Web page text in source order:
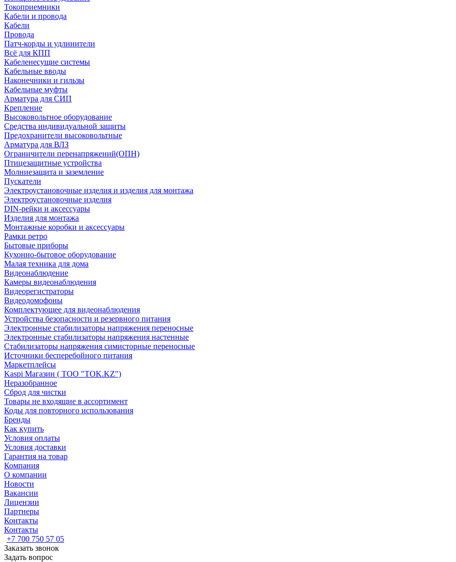
Токоприемники
Кабели и провода
Кабели
Провода
Патч-корды и удлинители
Всё для КПП
Кабеленесущие системы
Кабельные вводы
Наконечники и гильзы
Кабельные муфты
Арматура для СИП
Крепление
Высоковольтное оборудование
Средства индивидуальной защиты
Предохранители высоковольтные
Арматура для ВЛЗ
Ограничители перенапряжений(ОПН)
Птицезащитные устройства
Молниезащита и заземление
Пускатели
Электроустановочные изделия и изделия для монтажа
Электроустановочные изделия
DIN-рейки и аксессуары
Изделия для монтажа
Монтажные коробки и аксессуары
Рамки ретро
Бытовые приборы
Кухонно-бытовое оборудование
Малая техника для дома
Видеонаблюдение
Камеры видеонаблюдения
Видеорегистраторы
Видеодомофоны
Комплектующее для видеонаблюдения
Устройства безопасности и резервного питания
Электронные стабилизаторы напряжения переносные
Электронные стабилизаторы напряжения настенные
Стабилизаторы напряжения симисторные переносные
Источники бесперебойного питания
Маркетплейсы
Kaspi Магазин ( ТОО "TOK.KZ")
Неразобранное
Сброд для чистки
Товары не входящие в ассортимент
Коды для повторного использования
Бренды
Как купить
Условия оплаты
Условия доставки
Гарантия на товар
Компания
О компании
Новости
Вакансии
Лицензии
Партнеры
Контакты
Контакты
+7 700 750 57 05
Заказать звонок
Задать вопрос